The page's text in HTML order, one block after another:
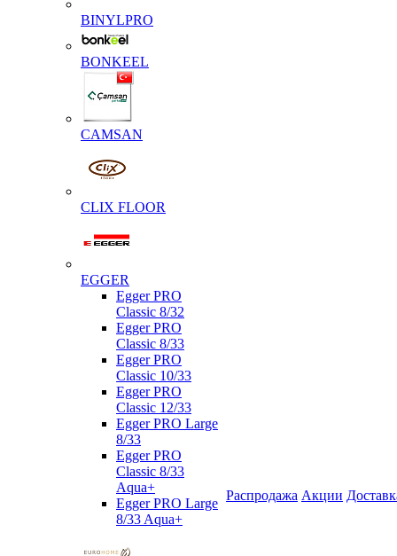
BINYLPRO
BONKEEL
CAMSAN
CLIX FLOOR
EGGER
Egger PRO
Classic 8/32
Egger PRO
Classic 8/33
Egger PRO
Classic 10/33
Egger PRO
Classic 12/33
Egger PRO Large
8/33
Egger PRO
Classic 8/33
Aqua+
Egger PRO Large
8/33 Aqua+
Распродажа Акции